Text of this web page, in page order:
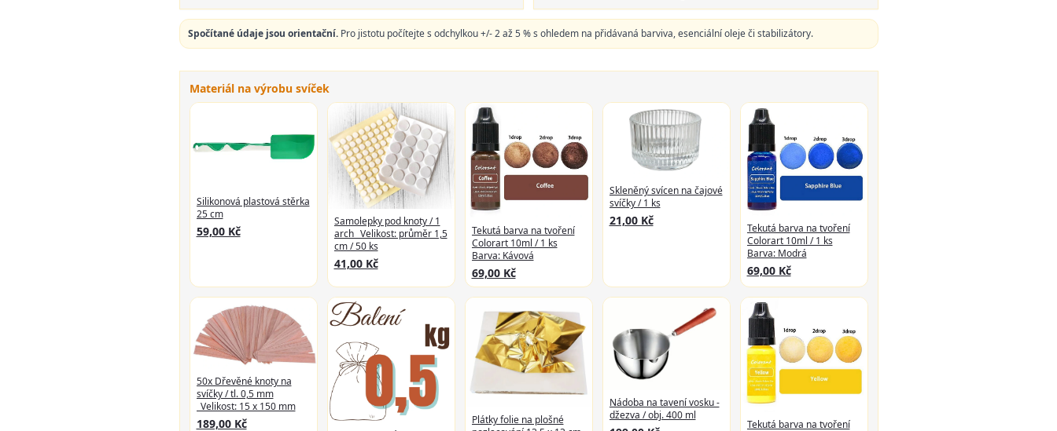
Spočítané údaje jsou orientační.Pro jistotu počítejte s odchylkou +/- 2 až 5 % s ohledem na přidávaná barviva, esenciální oleje či stabilizátory.
Materiál na výrobu svíček
Silikonová plastová stěrka
25 cm
59,00 Kč
Samolepky pod knoty / 1
arch _Velikost: průměr 1,5
cm / 50 ks
41,00 Kč
Tekutá barva na tvoření
Colorart 10ml / 1 ks
Barva: Kávová
69,00 Kč
Skleněný svícen na čajové
svíčky / 1 ks
21,00 Kč
Tekutá barva na tvoření
Colorart 10ml / 1 ks
Barva: Modrá
69,00 Kč
50x Dřevěné knoty na
svíčky / tl. 0,5 mm
_Velikost: 15 x 150 mm
189,00 Kč
Plátky folie na plošné
Nádoba na tavení vosku -
džezva / obj. 400 ml
Tekutá barva na tvoření